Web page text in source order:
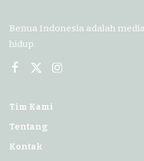
Benua Indonesia adalah
hidup.
Tim Kami
Tentang
Kontak